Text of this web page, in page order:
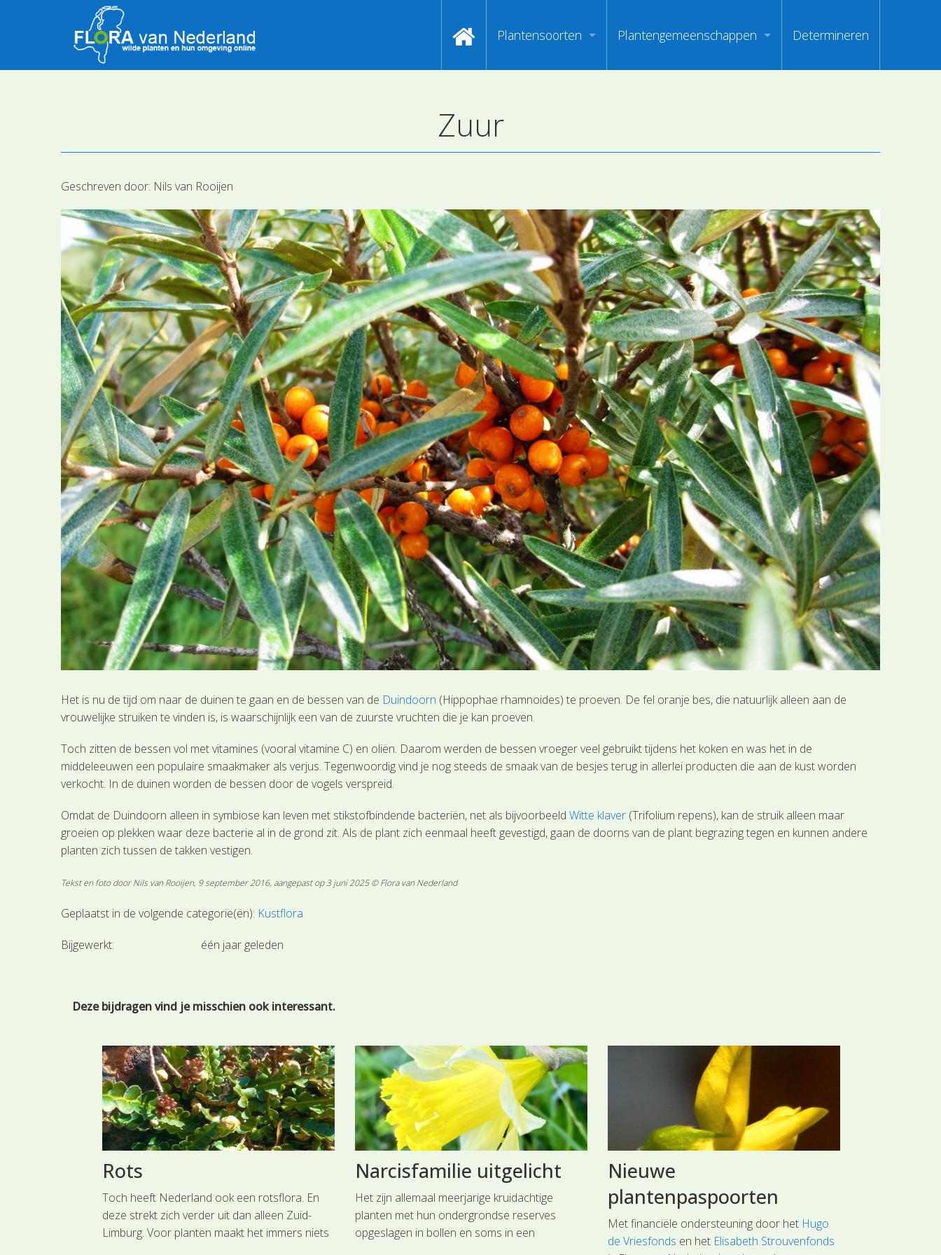
Plantensoorten
Index van plantenpaspoorten
Hoofdgroepen plantensoorten
Zoeken op Familienamen
Kijken naar kenmerken
Zoeken op kleur
Plantengemeenschappen
Maanden van optimale herkenbaarheid
Determineren
Zuur
Geschreven door: Nils van Rooijen
Het is nu de tijd om naar de duinen te gaan en de bessen van de Duindoorn (Hippophae rhamnoides) te proeven. De fel oranje bes, die natuurlijk alleen aan de
vrouwelijke struiken te vinden is, is waarschijnlijk een van de zuurste vruchten die je kan proeven.
Toch zitten de bessen vol met vitamines (vooral vitamine C) en oliën. Daarom werden de bessen vroeger veel gebruikt tijdens het koken en was het in de
middeleeuwen een populaire smaakmaker als verjus. Tegenwoordig vind je nog steeds de smaak van de besjes terug in allerlei producten die aan de kust worden
verkocht. In de duinen worden de bessen door de vogels verspreid.
Omdat de Duindoorn alleen in symbiose kan leven met stikstofbindende bacteriën, net als bijvoorbeeldWitte klaver (Trifolium repens), kan de struik alleen maar
groeien op plekken waar deze bacterie al in de grond zit. Als de plant zich eenmaal heeft gevestigd, gaan de doorns van de plant begrazing tegen en kunnen andere
planten zich tussen de takken vestigen.
Tekst en foto door Nils van Rooijen, 9 september 2016, aangepast op 3 juni 2025 © Flora van Nederland
Geplaatst in de volgende categorie(ën): Kustflora
Bijgewerkt: één jaar geleden
Deze bijdragen vind je misschien ook interessant.
Rots
Toch heeft Nederland ook een rotsflora. En
deze strekt zich verder uit dan alleen Zuid-
Limburg. Voor planten maakt het immers niets
Narcisfamilie uitgelicht
Het zijn allemaal meerjarige kruidachtige
planten met hun ondergrondse reserves
opgeslagen in bollen en soms in een
Nieuwe
plantenpaspoorten
Met financiële ondersteuning door het Hugo
de Vriesfonds en het Elisabeth Strouvenfonds